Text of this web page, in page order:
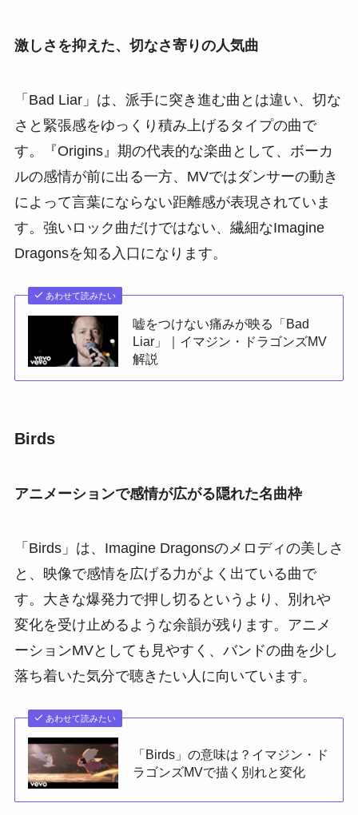
激しさを抑えた、切なさ寄りの人気曲
「Bad Liar」は、派手に突き進む曲とは違い、切な
さと緊張感をゆっくり積み上げるタイプの曲で
す。『Origins』期の代表的な楽曲として、ボーカ
ルの感情が前に出る一方、MVではダンサーの動き
によって言葉にならない距離感が表現されていま
す。強いロック曲だけではない、繊細なImagine
Dragonsを知る入口になります。
あわせて読みたい
嘘をつけない痛みが映る「Bad
Liar」｜イマジン・ドラゴンズMV
解説
Birds
アニメーションで感情が広がる隠れた名曲枠
「Birds」は、Imagine Dragonsのメロディの美しさ
と、映像で感情を広げる力がよく出ている曲で
す。大きな爆発力で押し切るというより、別れや
変化を受け止めるような余韻が残ります。アニメ
ーションMVとしても見やすく、バンドの曲を少し
落ち着いた気分で聴きたい人に向いています。
あわせて読みたい
「Birds」の意味は？イマジン・ド
ラゴンズMVで描く別れと変化